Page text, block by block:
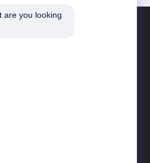
OP
Kangtai Road,
provincie
are you looking